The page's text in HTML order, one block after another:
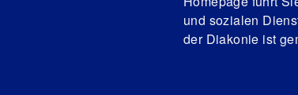
und sozialen
der Diakonie ist